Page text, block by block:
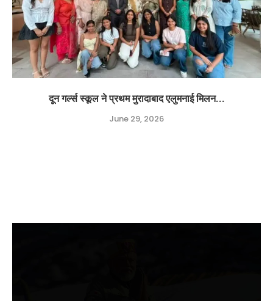
दून गर्ल्स स्कूल ने प्रथम मुरादाबाद एलुमनाई मिलन...
June 29, 2026